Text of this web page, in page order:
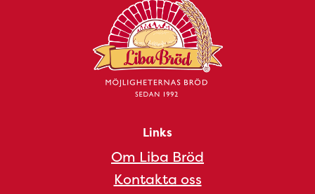
Links
Om Liba Bröd
Kontakta oss